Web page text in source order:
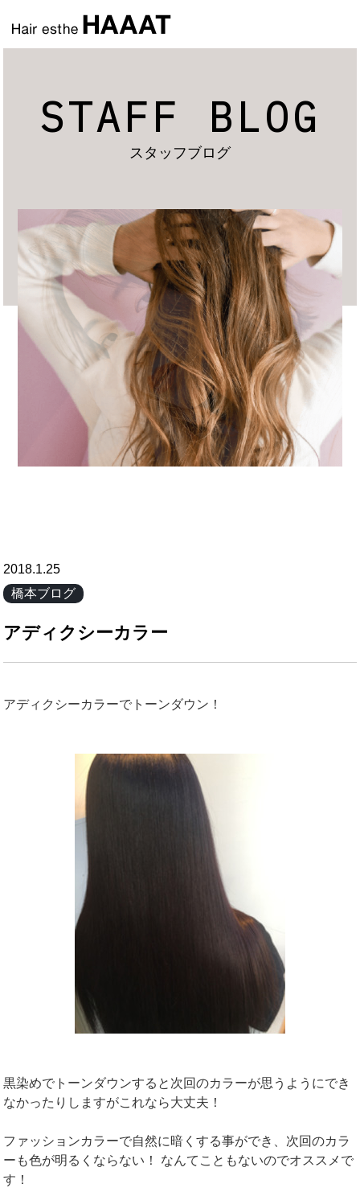
STAFF BLOG
スタッフブログ
2018.1.25
橋本ブログ
アディクシーカラー
アディクシーカラーでトーンダウン！
黒染めでトーンダウンすると次回のカラーが思うようにでき
なかったりしますがこれなら大丈夫！
ファッションカラーで自然に暗くする事ができ、次回のカラ
ーも色が明るくならない！ なんてこともないのでオススメで
す！